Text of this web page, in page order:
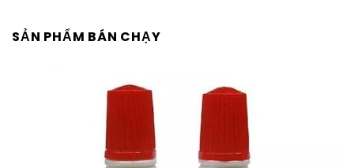
SẢN PHẨM BÁN CHẠY